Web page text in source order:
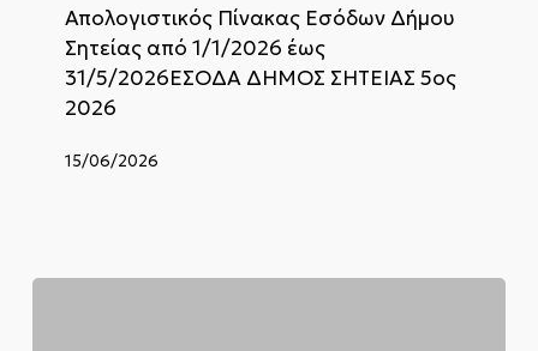
1/1/2026
έως
31/5/2026
Απολογιστικός Πίνακας Εσόδων Δήμου
Σητείας από 1/1/2026 έως
31/5/2026ΕΣΟΔΑ ΔΗΜΟΣ ΣΗΤΕΙΑΣ 5ος
2026
15/06/2026